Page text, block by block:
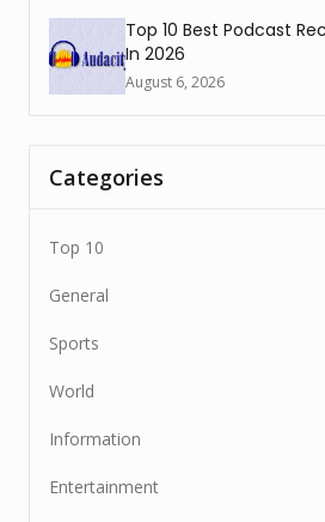
Top 10 Best Podcast
In 2026
August 6, 2026
Categories
Top 10
General
Sports
World
Information
Entertainment